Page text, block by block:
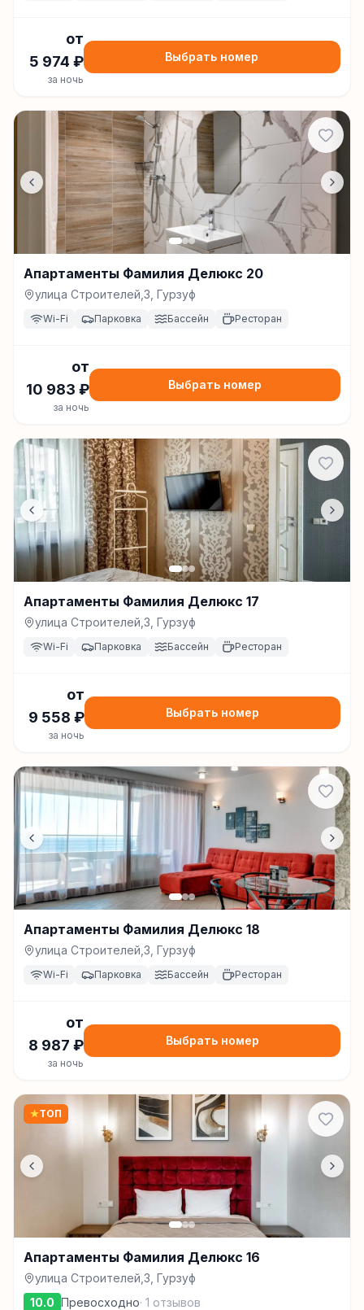
от
5 974 ₽
за ночь
Выбрать номер
Апартаменты Фамилия Делюкс 20
улица Строителей,3, Гурзуф
Wi-Fi Парковка Бассейн Ресторан
от
10 983 ₽
за ночь
Выбрать номер
Апартаменты Фамилия Делюкс 17
улица Строителей,3, Гурзуф
Wi-Fi Парковка Бассейн Ресторан
от
9 558 ₽
за ночь
Выбрать номер
Апартаменты Фамилия Делюкс 18
улица Строителей,3, Гурзуф
Wi-Fi Парковка Бассейн Ресторан
от
8 987 ₽
за ночь
Выбрать номер
★ТОП
Апартаменты Фамилия Делюкс 16
улица Строителей,3, Гурзуф
10.0 Превосходно· 1 отзывов